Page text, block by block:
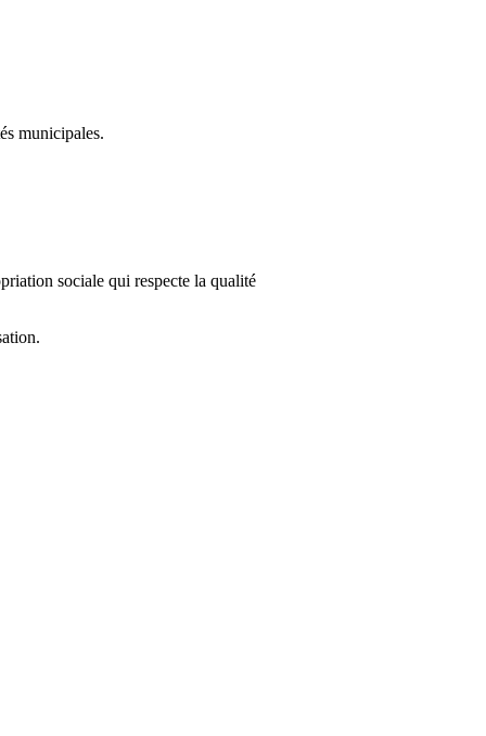
municipales.
sociale qui respecte la qualité